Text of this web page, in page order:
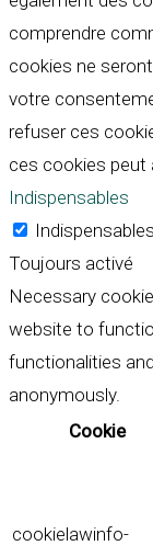
comprendre
cookies ne
votre
refuser ces
ces cookies peut
Indispensables
Indispensables
Toujours activé
Necessary
website to
functionalities
anonymously.
Cookie
cookielawinfo-